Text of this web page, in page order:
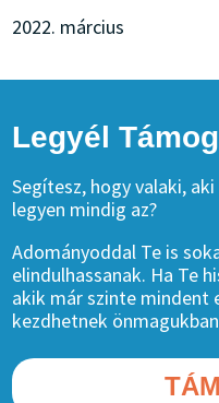
2022. március
Legyél
Segítesz, hogy valaki,
legyen mindig az?
Adományoddal Te is
elindulhassanak. Ha Te
akik már szinte mindent
kezdhetnek